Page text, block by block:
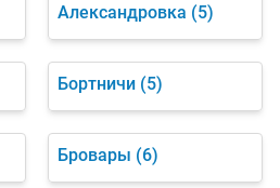
Александровка (5)
Бортничи (5)
Бровары (6)